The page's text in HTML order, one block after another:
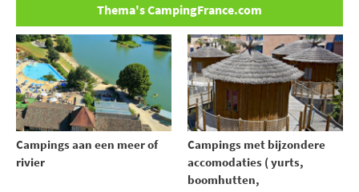
Thema's CampingFrance.com
Campings aan een meer of
rivier
Campings met bijzondere
accomodaties ( yurts,
boomhutten,